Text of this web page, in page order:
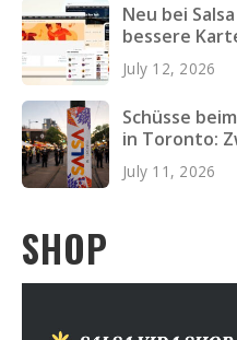
Neu bei
bessere
mehr
July 12, 2026
Schüsse
in Toronto:
July 11, 2026
SHOP